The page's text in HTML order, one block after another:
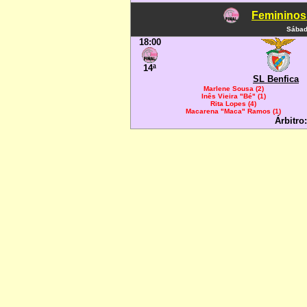
18:00
14ª
SL Benfica
Marlene Sousa (2)
Inês Vieira "Bé" (1)
Rita Lopes (4)
Macarena "Maca" Ramos (1)